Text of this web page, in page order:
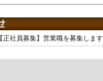
【正社員募集】営業職を募集します